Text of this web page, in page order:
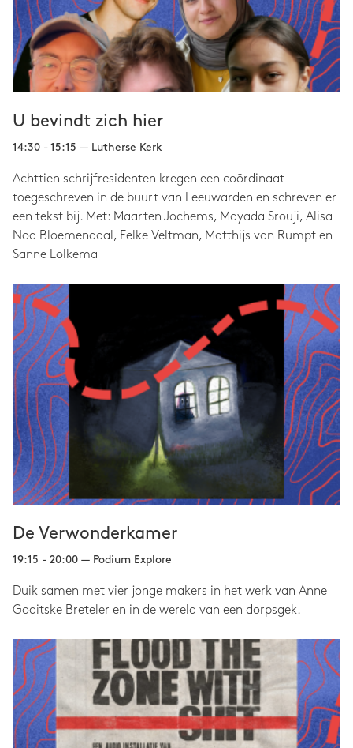
U bevindt zich hier
14:30 - 15:15 — Lutherse Kerk
Achttien schrijfresidenten kregen een coördinaat
toegeschreven in de buurt van Leeuwarden en schreven er
een tekst bij. Met: Maarten Jochems, Mayada Srouji, Alisa
Noa Bloemendaal, Eelke Veltman, Matthijs van Rumpt en
Sanne Lolkema
De Verwonderkamer
19:15 - 20:00 — Podium Explore
Duik samen met vier jonge makers in het werk van Anne
Goaitske Breteler en in de wereld van een dorpsgek.